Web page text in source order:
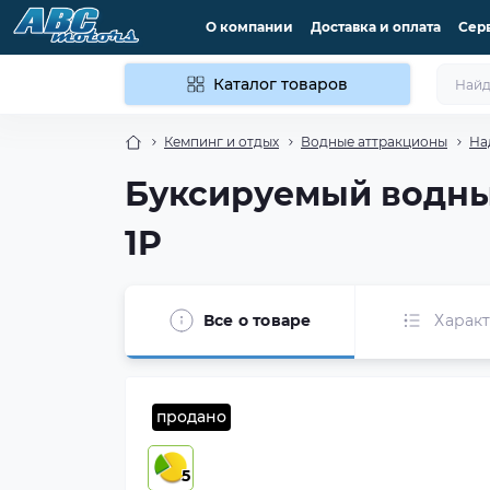
О компании Доставка и оплата
Каталог товаров
Кемпинг и отдых Водные аттракционы
Буксируемый
1P
Все о товаре
5
продано